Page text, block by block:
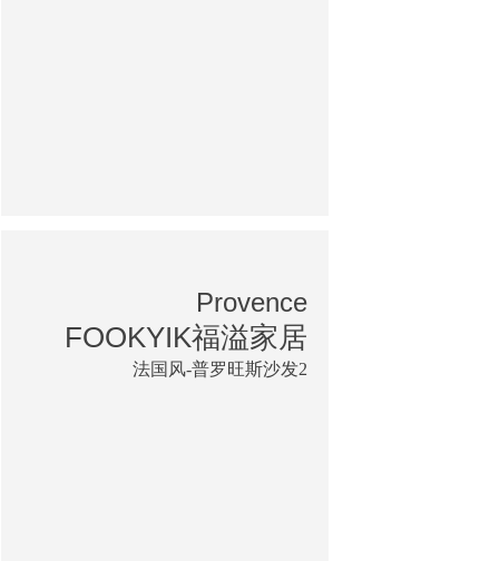
Provence
FOOKYIK福溢家居
法国风-普罗旺斯沙发2